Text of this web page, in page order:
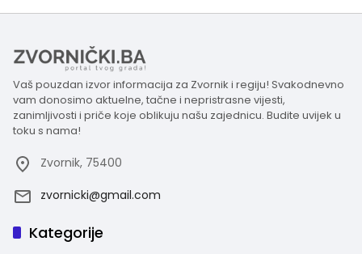
Vaš pouzdan izvor informacija za Zvornik i regiju! Svakodnevno
vam donosimo aktuelne, tačne i nepristrasne vijesti,
zanimljivosti i priče koje oblikuju našu zajednicu. Budite uvijek u
toku s nama!
Zvornik, 75400
zvornicki@gmail.com
Kategorije